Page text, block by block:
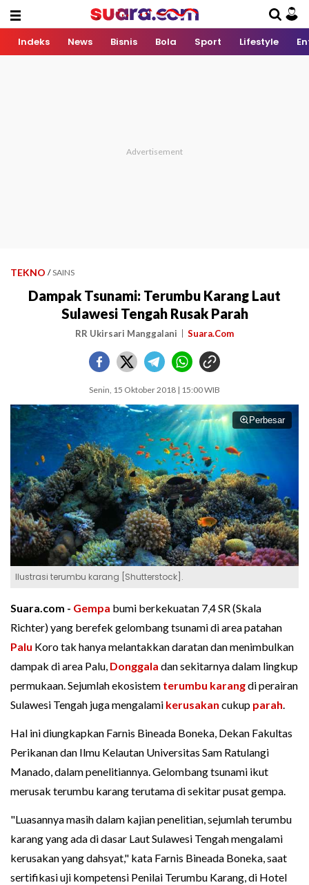
Indeks News Bisnis Bola Sport Lifestyle
TEKNO / SAINS
Dampak Tsunami: Terumbu Karang Laut
Sulawesi Tengah Rusak Parah
RR Ukirsari Manggalani Suara.Com
Senin, 15 Oktober 2018 | 15:00 WIB
Perbesar
Ilustrasi terumbu karang [Shutterstock].
Suara.com - Gempa bumi berkekuatan 7,4 SR (Skala
Richter) yang berefek gelombang tsunami di area patahan
Palu Koro tak hanya melantakkan daratan dan menimbulkan
dampak di area Palu, Donggala dan sekitarnya dalam lingkup
permukaan. Sejumlah ekosistem terumbu karangdi perairan
Sulawesi Tengah juga mengalami kerusakan cukup parah.
Hal ini diungkapkan Farnis Bineada Boneka, Dekan Fakultas
Perikanan dan Ilmu Kelautan Universitas Sam Ratulangi
Manado, dalam penelitiannya. Gelombang tsunami ikut
merusak terumbu karang terutama di sekitar pusat gempa.
"Luasannya masih dalam kajian penelitian, sejumlah terumbu
karang yang ada di dasar Laut Sulawesi Tengah mengalami
kerusakan yang dahsyat," kata Farnis Bineada Boneka, saat
sertifikasi uji kompetensi Penilai Terumbu Karang, di Hotel